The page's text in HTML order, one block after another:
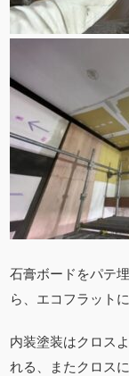
石膏ボードをパテ
ら、エコフラット
内装塗装はクロス
れる、またクロス